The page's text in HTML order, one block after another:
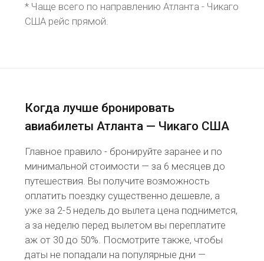
* Чаще всего по направлению Атланта - Чикаго
США рейс прямой.
Когда лучше бронировать
авиабилеты Атланта — Чикаго США
Главное правило - бронируйте заранее и по
минимальной стоимости — за 6 месяцев до
путешествия. Вы получите возможность
оплатить поездку существенно дешевле, а
уже за 2-5 недель до вылета цена поднимется,
а за неделю перед вылетом вы переплатите
аж от 30 до 50%. Посмотрите также, чтобы
даты не попадали на популярные дни —